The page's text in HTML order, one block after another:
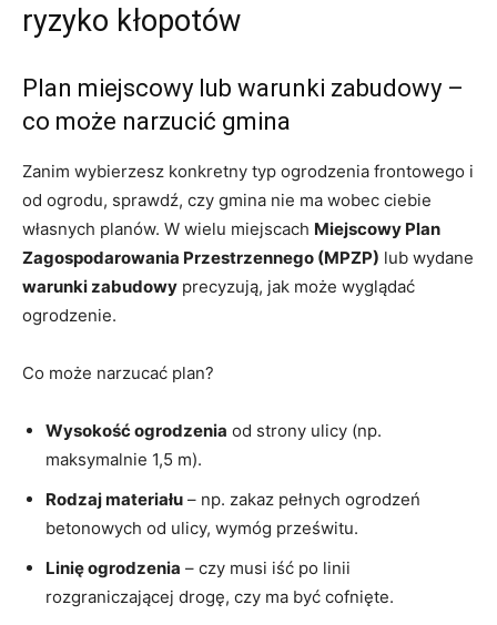
ryzyko kłopotów
Plan miejscowy lub warunki zabudowy –
co może narzucić gmina
Zanim wybierzesz konkretny typ ogrodzenia frontowego i
od ogrodu, sprawdź, czy gmina nie ma wobec ciebie
własnych planów. W wielu miejscach Miejscowy Plan
Zagospodarowania Przestrzennego (MPZP) lub wydane
warunki zabudowy precyzują, jak może wyglądać
ogrodzenie.
Co może narzucać plan?
Wysokość ogrodzenia od strony ulicy (np.
maksymalnie 1,5 m).
Rodzaj materiału – np. zakaz pełnych ogrodzeń
betonowych od ulicy, wymóg prześwitu.
Linię ogrodzenia – czy musi iść po linii
rozgraniczającej drogę, czy ma być cofnięte.